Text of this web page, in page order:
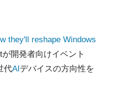
they'll reshape Windows
開発者向けイベント
代AIデバイスの方向性を